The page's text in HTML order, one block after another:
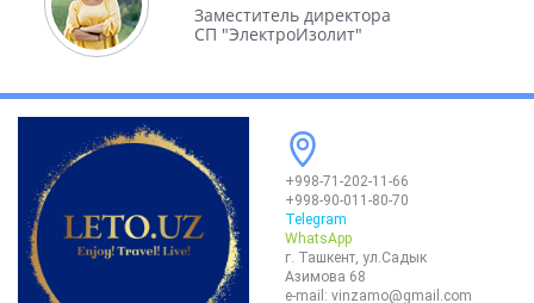
Заместитель директора
СП "ЭлектроИзолит"
+998-71-202-11-66
+998-90-011-80-70
Telegram
WhatsApp
г. Ташкент, ул.Садык
Азимова 68
e-mail: vinzamo@gmail.com